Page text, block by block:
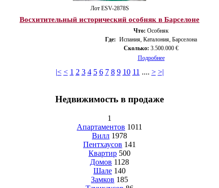
Лот ESV-2878S
Восхитительный исторический особняк в Барселоне
Что: Особняк
Где: Испания, Каталония, Барселона
Сколько: 3.500.000 €
Подробнее
|< < 1 2 3 4 5 6 7 8 9 10 11 .... > >|
Недвижимость в продаже
1
Апартаментов 1011
Вилл 1978
Пентхаусов 141
Квартир 500
Домов 1128
Шале 140
Замков 185